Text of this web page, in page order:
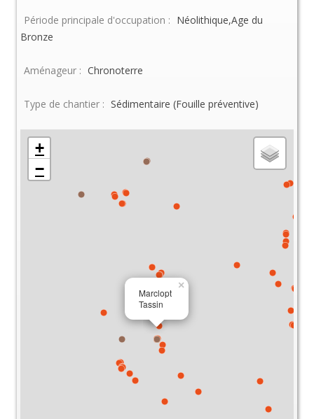
Période principale d'occupation : Néolithique,Age du
Bronze
Aménageur : Chronoterre
Type de chantier : Sédimentaire (Fouille préventive)
Marclopt
Tassin
×
+
−